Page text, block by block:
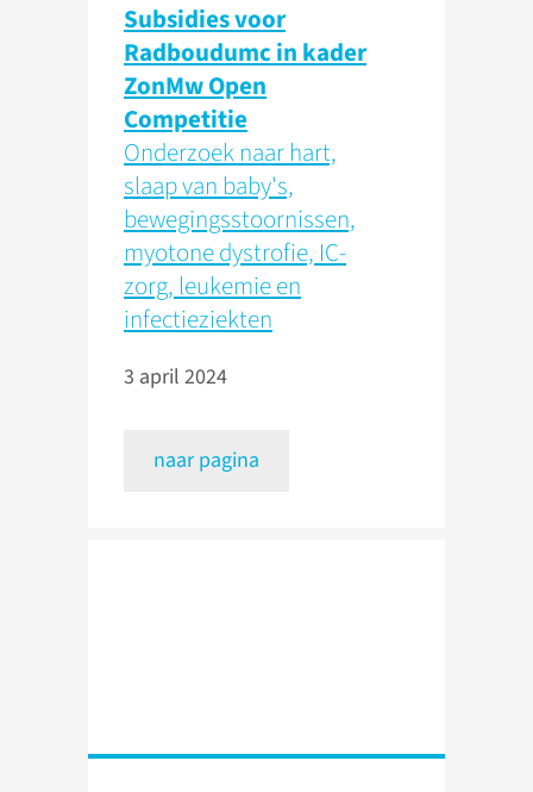
Subsidies voor
Radboudumc in kader
ZonMw Open
Competitie
Onderzoek naar hart,
slaap van baby's,
bewegingsstoornissen,
myotone dystrofie, IC-
zorg, leukemie en
infectieziekten
3 april 2024
naar pagina